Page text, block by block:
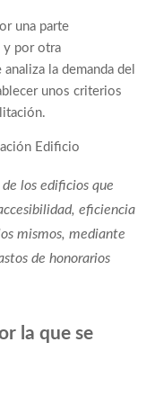
una parte
y por otra
la demanda del
unos criterios
los edificios que
eficiencia
mismos, mediante
de honorarios
la que se